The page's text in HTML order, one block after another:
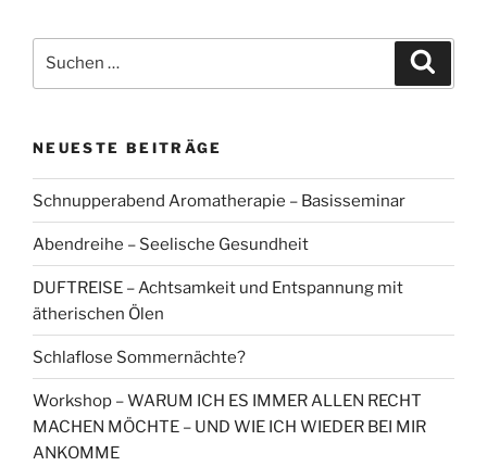
nach:
NEUESTE BEITRÄGE
Schnupperabend Aromatherapie – Basisseminar
Abendreihe – Seelische Gesundheit
DUFTREISE – Achtsamkeit und Entspannung mit
ätherischen Ölen
Schlaflose Sommernächte?
Workshop – WARUM ICH ES IMMER ALLEN RECHT
MACHEN MÖCHTE – UND WIE ICH WIEDER BEI MIR
ANKOMME